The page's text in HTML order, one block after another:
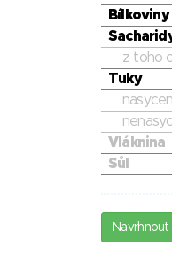
Bílkoviny
z toho
Tuky
Vláknina
Sůl